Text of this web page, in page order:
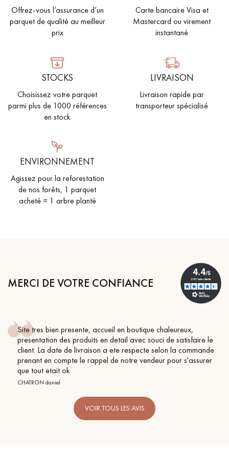
Offrez-vous l’assurance d’un
parquet de qualité au meilleur
prix
Carte bancaire Visa et
Mastercard ou virement
instantané
STOCKS
Choisissez votre parquet
parmi plus de 1000 références
en stock
LIVRAISON
Livraison rapide par
transporteur spécialisé
ENVIRONNEMENT
Agissez pour la reforestation
de nos forêts, 1 parquet
acheté = 1 arbre planté
MERCI DE VOTRE CONFIANCE
chaleureux,
souci de satisfaire le
selon la commande
vendeur pour s'assurer
Conseil parfait, échanges fluides.
BEILE FRANCK
VOIR TOUS LES AVIS